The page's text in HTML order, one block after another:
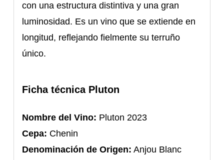
con una estructura distintiva y una gran
luminosidad. Es un vino que se extiende en
longitud, reflejando fielmente su terruño
único.
Ficha técnica Pluton
Nombre del Vino: Pluton 2023
Cepa: Chenin
Denominación de Origen: Anjou Blanc